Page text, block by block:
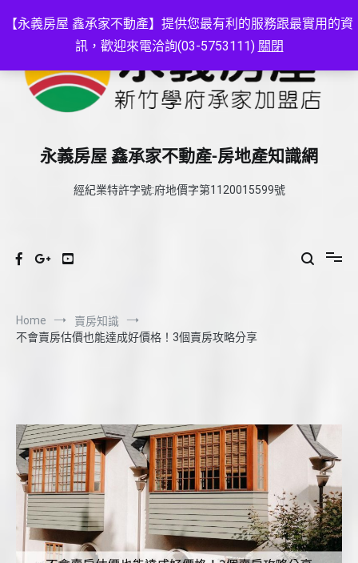
【永義房屋 鑫承家不動產】提供您最有利的服務跟最實用的資
訊，歡迎來電洽詢(03-5753111) 關閉
永義房屋 鑫承家不動產-房地產知識網
經紀業特許字號:府地價字第1120015599號
Home
賣房知識
不會賣房估價也能達成好價格！3個賣房攻略分享